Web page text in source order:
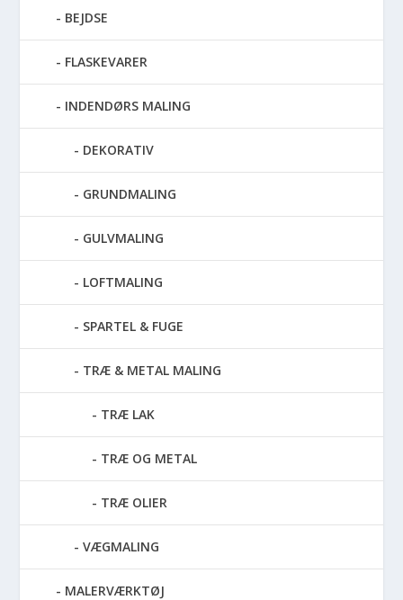
BEJDSE
FLASKEVARER
INDENDØRS MALING
DEKORATIV
GRUNDMALING
GULVMALING
LOFTMALING
SPARTEL & FUGE
TRÆ & METAL MALING
TRÆ LAK
TRÆ OG METAL
TRÆ OLIER
VÆGMALING
MALERVÆRKTØJ